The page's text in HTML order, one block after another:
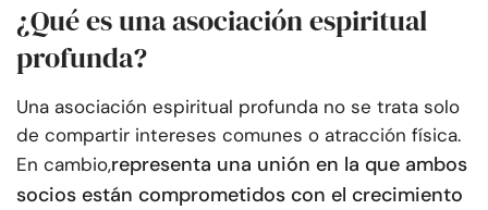
¿Qué es una asociación espiritual
profunda?
Una asociación espiritual profunda no se trata solo
de compartir intereses comunes o atracción física.
En cambio,representa una unión en la que ambos
socios están comprometidos con el crecimiento